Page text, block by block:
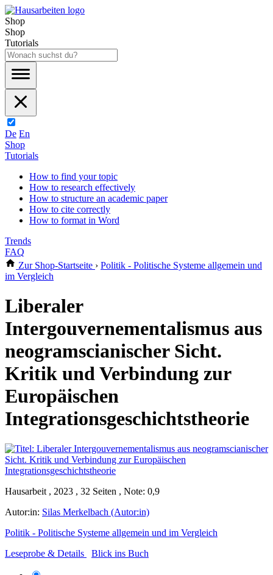
Shop
Shop
Tutorials
De En
Shop
Tutorials
How to find your topic
How to research effectively
How to structure an academic paper
How to cite correctly
How to format in Word
Trends
FAQ
Zur Shop-Startseite › Politik - Politische Systeme allgemein und
im Vergleich
Liberaler
Intergouvernementalismus aus
neogramscianischer Sicht.
Kritik und Verbindung zur
Europäischen
Integrationsgeschichtstheorie
Hausarbeit , 2023 , 32 Seiten , Note: 0,9
Autor:in: Silas Merkelbach (Autor:in)
Politik - Politische Systeme allgemein und im Vergleich
Leseprobe & Details
Blick ins Buch